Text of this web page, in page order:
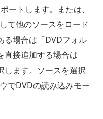
ートします。または、
て他のソースをロード
る場合は「DVDフォル
直接追加する場合は
します。ソースを選択
でDVDの読み込みモー